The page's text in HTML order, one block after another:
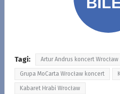
Tagi: Artur Andrus koncert Wrocław
Grupa MoCarta Wrocław koncert
Kabaret Hrabi Wrocław